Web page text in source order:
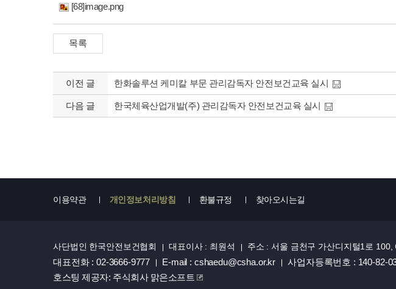
[68]image.png
이전 글 한화솔루션 케미칼 부문 관리감독자 안전보건교육 실시
다음 글 한국체육산업개발(주) 관리감독자 안전보건교육 실시
이용약관 개인정보처리방침 환불규정 찾아오시는길
사단법인 한국안전보건협회 대표이사 : 최원석 주소 : 서울 금천구 가산디지털1로 100,
대표전화 : 02-3666-9777 E-mail : cshaedu@csha.or.kr 사업자등록번호 : 140-82-
호스팅 제공자: 주식회사 맑은소프트